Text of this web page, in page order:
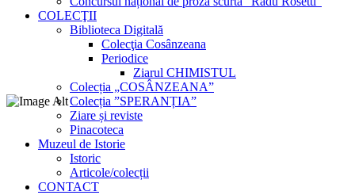
COLECŢII
Biblioteca Digitală
Colecţia Cosânzeana
Periodice
Ziarul CHIMISTUL
Colecția „COSÂNZEANA”
Colecția ”SPERANȚIA”
Ziare și reviste
Pinacoteca
Muzeul de Istorie
Istoric
Articole/colecții
CONTACT